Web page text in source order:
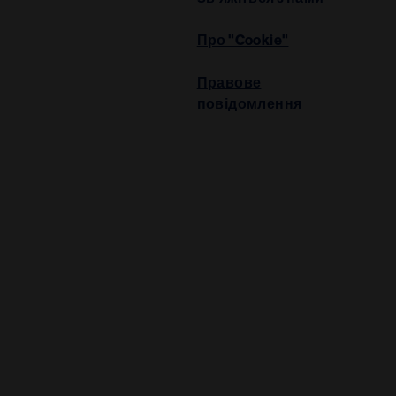
Про "Cookie"
Правове
повідомлення